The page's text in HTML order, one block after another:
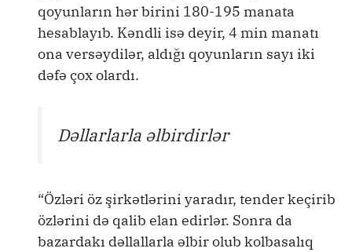
qoyunların hər birini 180-195 manata
hesablayıb. Kəndli isə deyir, 4 min manatı
ona versəydilər, aldığı qoyunların sayı iki
dəfə çox olardı.
Dəllarlarla əlbirdirlər
“Özləri öz şirkətlərini yaradır, tender keçirib
özlərini də qalib elan edirlər. Sonra da
bazardakı dəllallarla əlbir olub kolbasalıq